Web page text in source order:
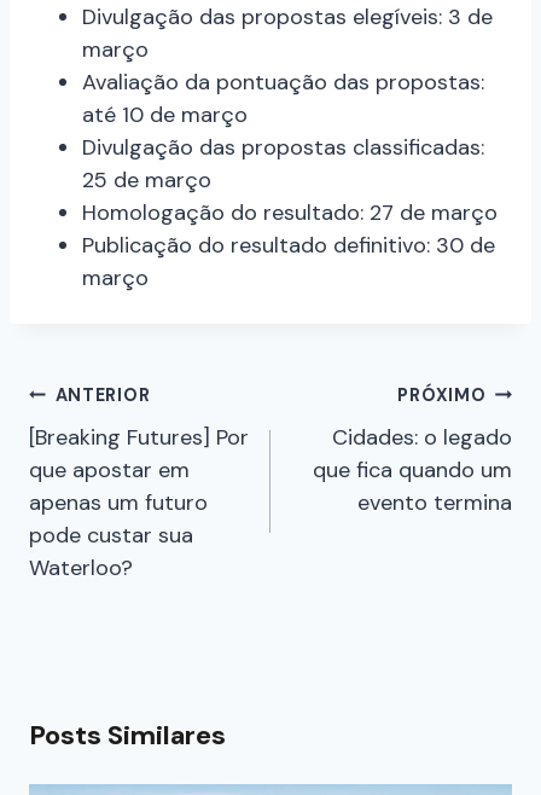
Divulgação das propostas elegíveis: 3 de
março
Avaliação da pontuação das propostas:
até 10 de março
Divulgação das propostas classificadas:
25 de março
Homologação do resultado: 27 de março
Publicação do resultado definitivo: 30 de
março
ANTERIOR
[Breaking Futures] Por
que apostar em
apenas um futuro
pode custar sua
Waterloo?
PRÓXIMO
Cidades: o legado
que fica quando um
evento termina
Posts Similares